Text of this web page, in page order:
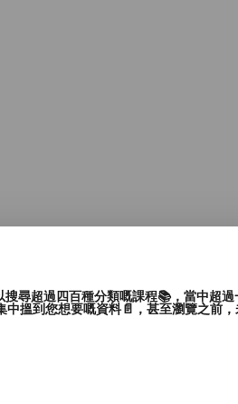
區, 離島區, 葵青區, 北區, 西
尋超過四百種分類嘅課程📚，當中超過
搵到您想要嘅資料📄，甚至瀏覽之前